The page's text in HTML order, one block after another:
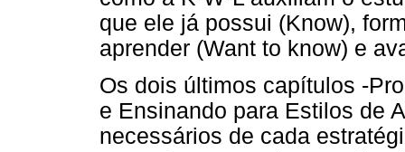
que ele já possui (Know),
aprender (Want to know) e
Os dois últimos capítulos -
e Ensinando para Estilos de
necessários de cada